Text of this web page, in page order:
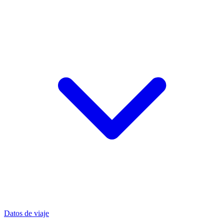
Datos de viaje